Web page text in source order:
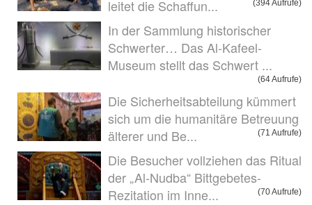
leitet die Schaffun... (394 Aufrufe)
In der Sammlung historischer
Schwerter… Das Al-Kafeel-
Museum stellt das Schwert ...
(64 Aufrufe)
Die Sicherheitsabteilung kümmert
sich um die humanitäre Betreuung
älterer und Be...
(71 Aufrufe)
Die Besucher vollziehen das Ritual
der „Al-Nudba“ Bittgebetes-
Rezitation im Inne...
(70 Aufrufe)